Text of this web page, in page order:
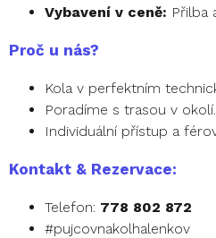
Vybavení v ceně: Přilba
Proč u nás?
Kola v perfektním
Poradíme s trasou v okolí.
Individuální přístup a
Kontakt & Rezervace:
Telefon: 778 802 872
#pujcovnakolhalenkov